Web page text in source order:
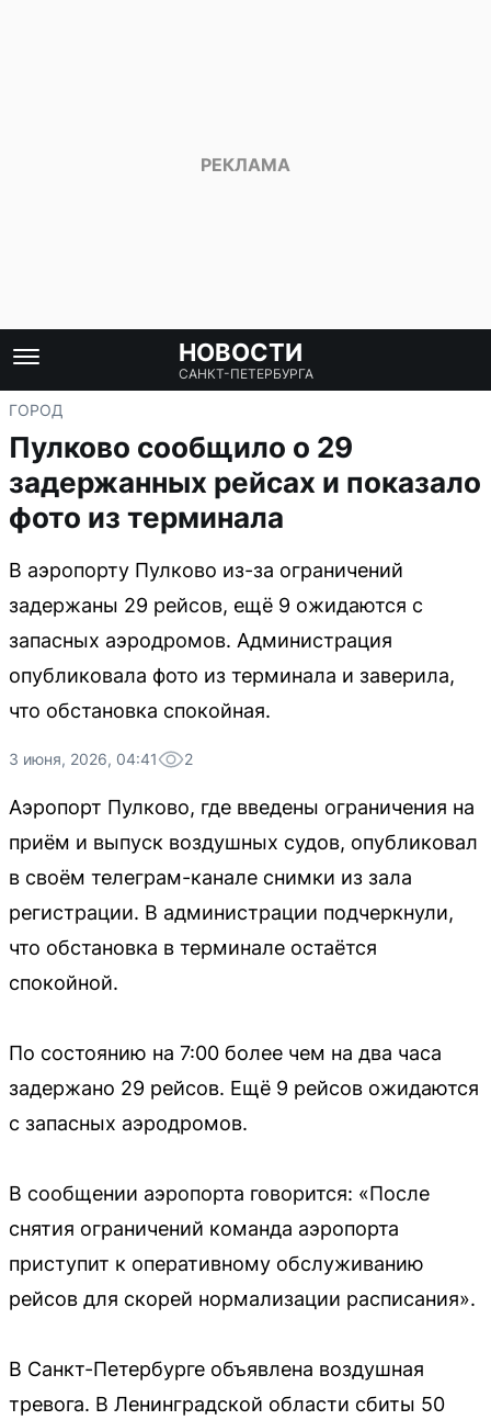
НОВОСТИ
САНКТ-ПЕТЕРБУРГА
ГОРОД
Пулково сообщило о 29
задержанных рейсах и показало
фото из терминала
В аэропорту Пулково из-за ограничений
задержаны 29 рейсов, ещё 9 ожидаются с
запасных аэродромов. Администрация
опубликовала фото из терминала и заверила,
что обстановка спокойная.
3 июня, 2026, 04:41 2
Аэропорт Пулково, где введены ограничения на
приём и выпуск воздушных судов, опубликовал
в своём телеграм-канале снимки из зала
регистрации. В администрации подчеркнули,
что обстановка в терминале остаётся
спокойной.
По состоянию на 7:00 более чем на два часа
задержано 29 рейсов. Ещё 9 рейсов ожидаются
с запасных аэродромов.
В сообщении аэропорта говорится: «После
снятия ограничений команда аэропорта
приступит к оперативному обслуживанию
рейсов для скорей нормализации расписания».
В Санкт-Петербурге объявлена воздушная
тревога. В Ленинградской области сбиты 50